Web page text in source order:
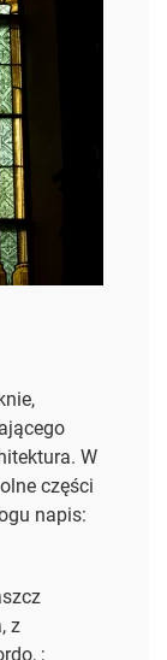
W
części
napis:
z
;